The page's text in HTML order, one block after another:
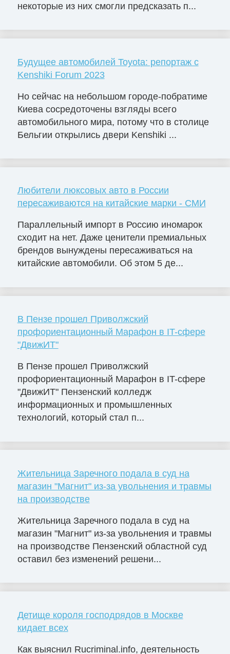
некоторые из них смогли предсказать п...
Будущее автомобилей Toyota: репортаж с
Kenshiki Forum 2023
Но сейчас на небольшом городе-побратиме
Киева сосредоточены взгляды всего
автомобильного мира, потому что в столице
Бельгии открылись двери Kenshiki ...
Любители люксовых авто в России
пересаживаются на китайские марки - СМИ
Параллельный импорт в Россию иномарок
сходит на нет. Даже ценители премиальных
брендов вынуждены пересаживаться на
китайские автомобили. Об этом 5 де...
В Пензе прошел Приволжский
профориентационный Марафон в IT-сфере
"ДвижИТ"
В Пензе прошел Приволжский
профориентационный Марафон в IT-сфере
"ДвижИТ" Пензенский колледж
информационных и промышленных
технологий, который стал п...
Жительница Заречного подала в суд на
магазин "Магнит" из-за увольнения и травмы
на производстве
Жительница Заречного подала в суд на
магазин "Магнит" из-за увольнения и травмы
на производстве Пензенский областной суд
оставил без изменений решени...
Детище короля господрядов в Москве
кидает всех
Как выяснил Rucriminal.info, деятельность